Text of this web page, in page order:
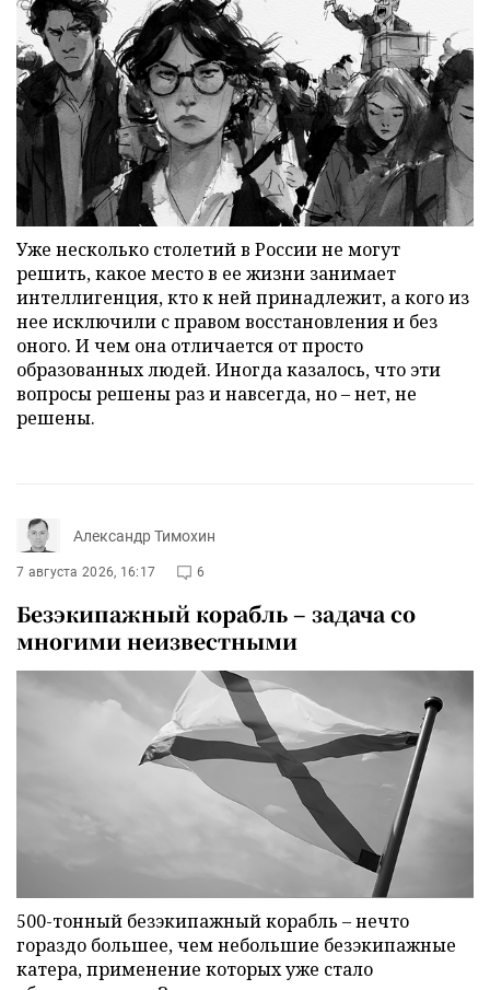
Уже несколько столетий в России не могут
решить, какое место в ее жизни занимает
интеллигенция, кто к ней принадлежит, а кого из
нее исключили с правом восстановления и без
оного. И чем она отличается от просто
образованных людей. Иногда казалось, что эти
вопросы решены раз и навсегда, но – нет, не
решены.
Александр Тимохин
7 августа 2026, 16:17 6
Безэкипажный корабль – задача со
многими неизвестными
500-тонный безэкипажный корабль – нечто
гораздо большее, чем небольшие безэкипажные
катера, применение которых уже стало